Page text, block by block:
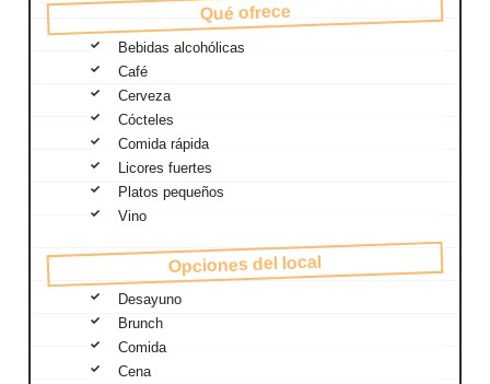
Qué ofrece
Bebidas alcohólicas
Café
Cerveza
Cócteles
Comida rápida
Licores fuertes
Platos pequeños
Vino
Opciones del local
Desayuno
Brunch
Comida
Cena